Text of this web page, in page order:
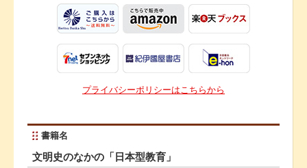
プライバシーポリシーはこちらから
書籍名
文明史のなかの「日本型教育」